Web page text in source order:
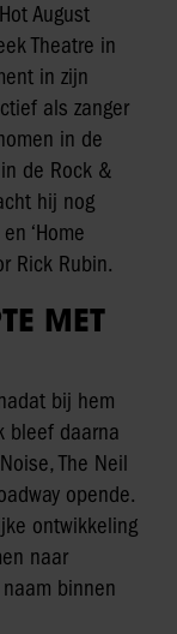
August
Theatre in
in zijn
als zanger
in de
de Rock &
hij nog
‘Home
Rick Rubin.
MET
bij hem
bleef daarna
The Neil
opende.
ontwikkeling
naar
binnen